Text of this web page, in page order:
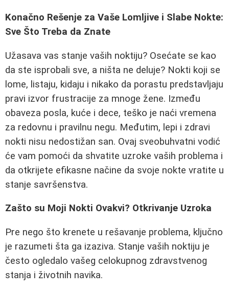
Konačno Rešenje za Vaše Lomljive i Slabe Nokte:
Sve Što Treba da Znate
Užasava vas stanje vaših noktiju? Osećate se kao
da ste isprobali sve, a ništa ne deluje? Nokti koji se
lome, listaju, kidaju i nikako da porastu predstavljaju
pravi izvor frustracije za mnoge žene. Između
obaveza posla, kuće i dece, teško je naći vremena
za redovnu i pravilnu negu. Međutim, lepi i zdravi
nokti nisu nedostižan san. Ovaj sveobuhvatni vodić
će vam pomoći da shvatite uzroke vaših problema i
da otkrijete efikasne načine da svoje nokte vratite u
stanje savršenstva.
Zašto su Moji Nokti Ovakvi? Otkrivanje Uzroka
Pre nego što krenete u rešavanje problema, ključno
je razumeti šta ga izaziva. Stanje vaših noktiju je
često ogledalo vašeg celokupnog zdravstvenog
stanja i životnih navika.